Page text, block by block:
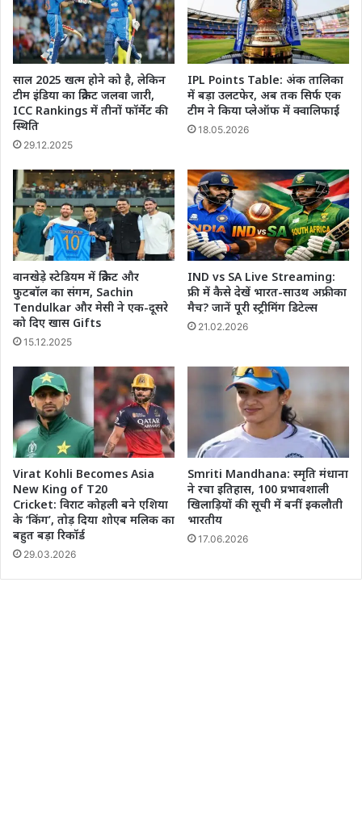
नुकसान
साल 2025 खत्म होने को है, लेकिन
टीम इंडिया का क्रिकेट जलवा जारी,
ICC Rankings में तीनों फॉर्मेट की
स्थिति
29.12.2025
IPL Points Table: अंक तालिका
में बड़ा उलटफेर, अब तक सिर्फ एक
टीम ने किया प्लेऑफ में क्वालिफाई
18.05.2026
वानखेड़े स्टेडियम में क्रिकेट और
फुटबॉल का संगम, Sachin
Tendulkar और मेसी ने एक-दूसरे
को दिए खास Gifts
15.12.2025
IND vs SA Live Streaming:
फ्री में कैसे देखें भारत-साउथ अफ्रीका
मैच? जानें पूरी स्ट्रीमिंग डिटेल्स
21.02.2026
Virat Kohli Becomes Asia
New King of T20
Cricket: विराट कोहली बने एशिया
के ‘किंग’, तोड़ दिया शोएब मलिक का
बहुत बड़ा रिकॉर्ड
29.03.2026
Smriti Mandhana: स्मृति मंधाना
ने रचा इतिहास, 100 प्रभावशाली
खिलाड़ियों की सूची में बनीं इकलौती
भारतीय
17.06.2026